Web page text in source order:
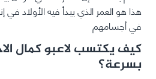
هذا هو العمر الذي يبدأ فيه الأولاد
في أجسامهم
كيف يكتسب لاعبو كمال
بسرعة؟